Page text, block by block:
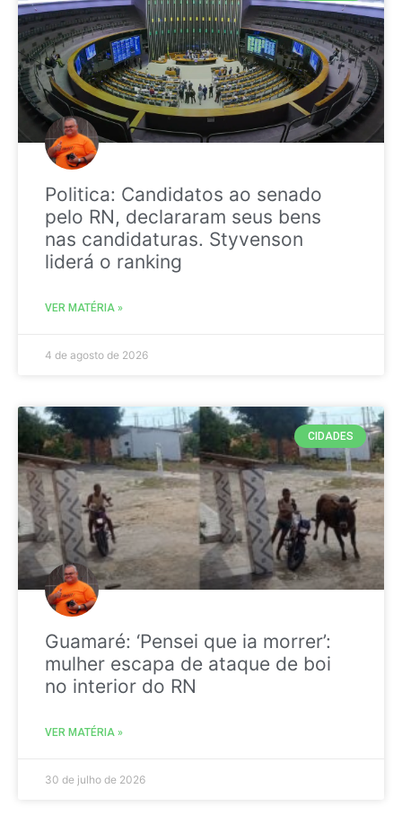
Politica: Candidatos ao senado
pelo RN, declararam seus bens
nas candidaturas. Styvenson
liderá o ranking
VER MATÉRIA »
4 de agosto de 2026
CIDADES
Guamaré: ‘Pensei que ia morrer’:
mulher escapa de ataque de boi
no interior do RN
VER MATÉRIA »
30 de julho de 2026